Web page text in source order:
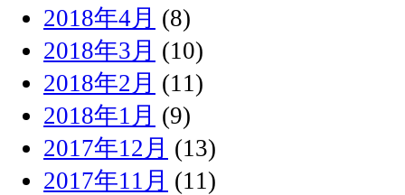
2018年4月 (8)
2018年3月 (10)
2018年2月 (11)
2018年1月 (9)
2017年12月 (13)
2017年11月 (11)